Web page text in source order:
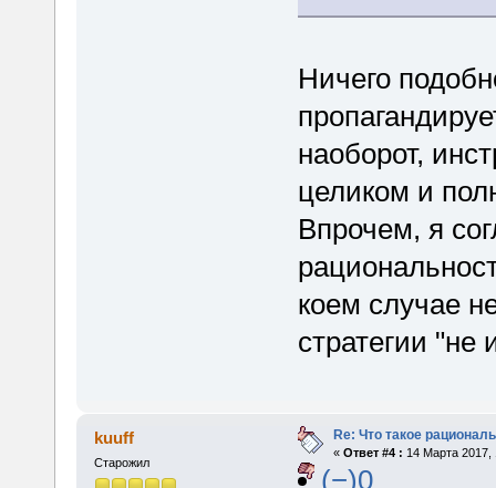
Ничего
наоборот,
целиком и
Впрочем, я
коем случае
стратегии
kuuff
Старожил
Re: Что такое
« Ответ #4 : 14 Марта 2017,
(−)0